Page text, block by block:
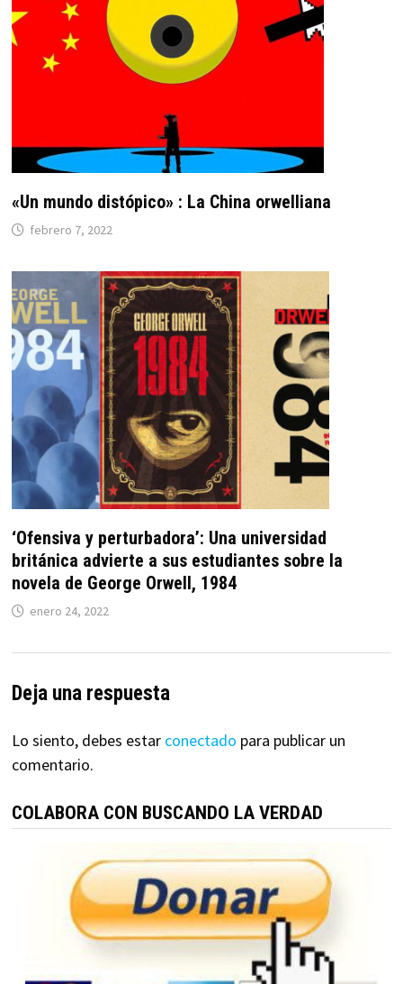
«Un mundo distópico» : La China orwelliana
febrero 7, 2022
‘Ofensiva y perturbadora’: Una universidad
británica advierte a sus estudiantes sobre la
novela de George Orwell, 1984
enero 24, 2022
Deja una respuesta
Lo siento, debes estar conectado para publicar un
comentario.
COLABORA CON BUSCANDO LA VERDAD